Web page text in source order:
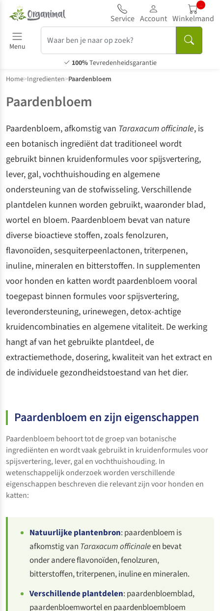
Service Account
.
Winkelmand
Menu
100%Tevredenheidsgarantie
Home>Ingredienten>Paardenbloem
Paardenbloem
Paardenbloem, afkomstig van Taraxacum officinale, is
een botanisch ingrediënt dat traditioneel wordt
gebruikt binnen kruidenformules voor spijsvertering,
lever, gal, vochthuishouding en algemene
ondersteuning van de stofwisseling. Verschillende
plantdelen kunnen worden gebruikt, waaronder blad,
wortel en bloem. Paardenbloem bevat van nature
diverse bioactieve stoffen, zoals fenolzuren,
flavonoïden, sesquiterpeenlactonen, triterpenen,
inuline, mineralen en bitterstoffen. In supplementen
voor honden en katten wordt paardenbloem vooral
toegepast binnen formules voor spijsvertering,
leverondersteuning, urinewegen, detox-achtige
kruidencombinaties en algemene vitaliteit. De werking
hangt af van het gebruikte plantdeel, de
extractiemethode, dosering, kwaliteit van het extract en
de individuele gezondheidstoestand van het dier.
Paardenbloem en zijn eigenschappen
Paardenbloem behoort tot de groep van botanische
ingrediënten en wordt vaak gebruikt in kruidenformules voor
spijsvertering, lever, gal en vochthuishouding. In
wetenschappelijk onderzoek worden verschillende
eigenschappen beschreven die relevant zijn voor honden en
katten:
Natuurlijke plantenbron: paardenbloem is
afkomstig van Taraxacum officinaleen bevat
onder andere flavonoïden, fenolzuren,
bitterstoffen, triterpenen, inuline en mineralen.
Verschillende plantdelen: paardenbloemblad,
paardenbloemwortel en paardenbloembloem